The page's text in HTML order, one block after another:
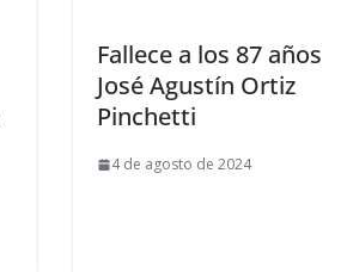
Fallece a los 87 años
José Agustín Ortiz
Pinchetti
4 de agosto de 2024